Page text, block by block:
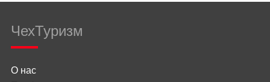
ЧехТуризм
О нас